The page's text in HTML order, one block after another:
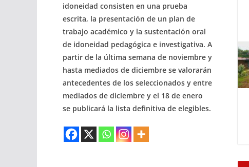
idoneidad consisten en una prueba
escrita, la presentación de un plan de
trabajo académico y la sustentación oral
de idoneidad pedagógica e investigativa. A
partir de la última semana de noviembre y
hasta mediados de diciembre se valorarán
antecedentes de los seleccionados y entre
mediados de diciembre y el 18 de enero
se publicará la lista definitiva de elegibles.